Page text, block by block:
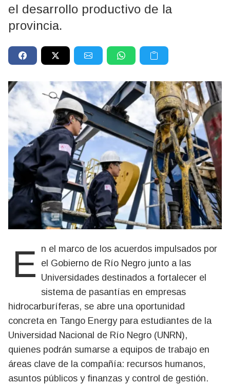
el desarrollo productivo de la
provincia.
En el marco de los acuerdos impulsados por el Gobierno de Río Negro junto a las
Universidades destinados a fortalecer el
sistema de pasantías en empresas
hidrocarburíferas, se abre una oportunidad
concreta en Tango Energy para estudiantes de la
Universidad Nacional de Río Negro (UNRN),
quienes podrán sumarse a equipos de trabajo en
áreas clave de la compañía: recursos humanos,
asuntos públicos y finanzas y control de gestión.